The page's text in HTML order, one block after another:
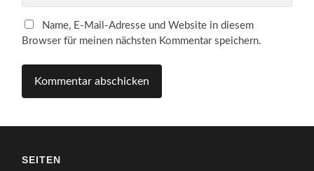
Name, E-Mail-Adresse und Website in diesem
Browser für meinen nächsten Kommentar speichern.
SEITEN